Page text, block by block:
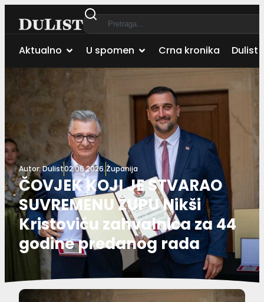
Aktualno U spomen Crna kronika Dulist
Autor:Dulist02.06.2026.Županija
ČOVJEK KOJI JE STVARAO
SUVREMENU ŽUPU Nikši
Kristoviću zahvalnica za 44
godine predanog rada